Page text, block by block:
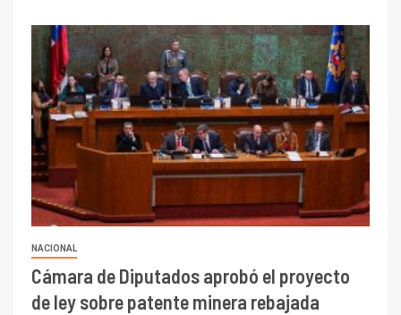
NACIONAL
Cámara de Diputados aprobó el proyecto
de ley sobre patente minera rebajada